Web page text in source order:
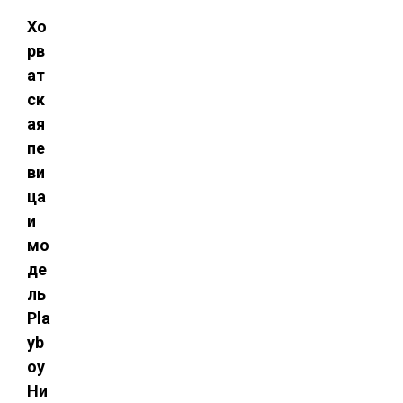
Хо
рв
ат
ск
ая
пе
ви
ца
и
мо
де
ль
Pla
yb
oy
Ни